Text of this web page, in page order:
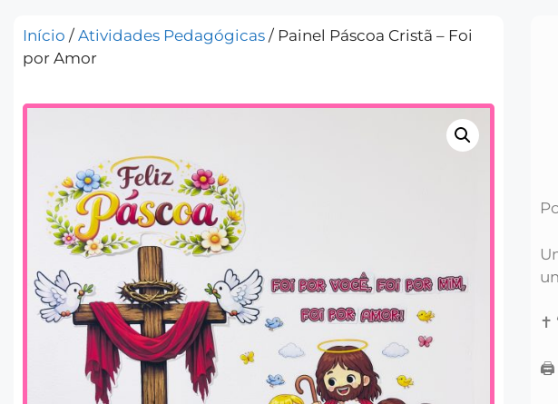
Início / Atividades Pedagógicas / Painel Páscoa Cristã – Foi
por Amor
✝️
🖨️